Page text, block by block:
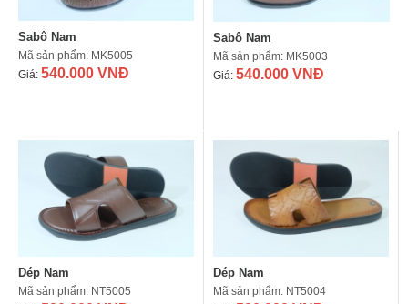
Sabô Nam
Mã sản phẩm: MK5005
Giá: 540.000 VNĐ
Sabô Nam
Mã sản phẩm: MK5003
Giá: 540.000 VNĐ
Dép Nam
Mã sản phẩm: NT5005
Dép Nam
Mã sản phẩm: NT5004